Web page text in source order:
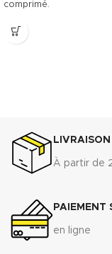
comprimé.
À partir de
PAIEMENT
en ligne